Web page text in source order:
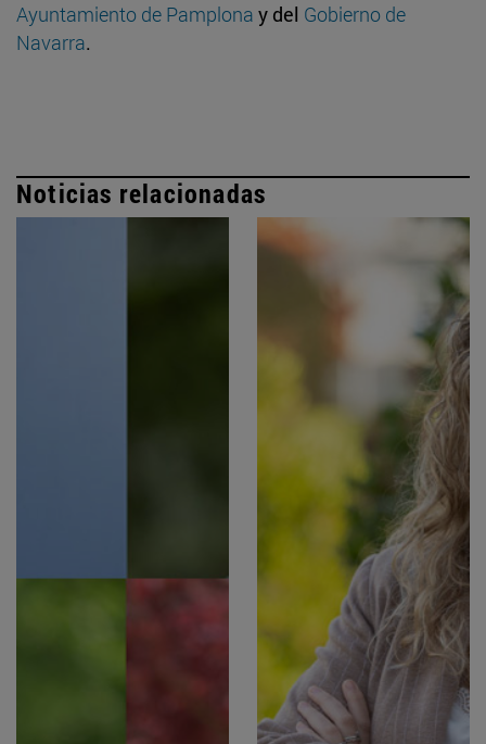
Ayuntamiento de Pamplona y del Gobierno de
Navarra.
Noticias relacionadas